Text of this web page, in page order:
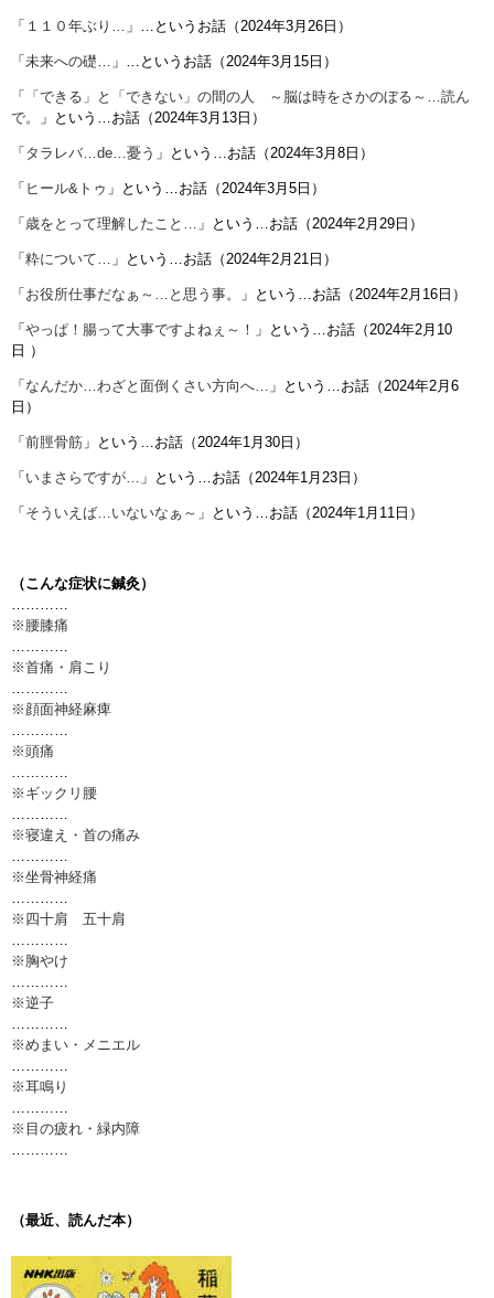
「 １１０年ぶり… 」…というお話（2024年3月26日）
「 未来への礎… 」…というお話（2024年3月15日）
「
「できる」と「できない」の間の人 ～脳は時をさかのぼる～…読ん
で。
」という…お話（2024年3月13日）
「 タラレバ…de…憂う 」という…お話（2024年3月8日）
「 ヒール&トゥ 」という…お話（2024年3月5日）
「 歳をとって理解したこと… 」という…お話（2024年2月29日）
「 粋について… 」という…お話（2024年2月21日）
「 お役所仕事だなぁ～…と思う事。 」という…お話（2024年2月16日）
「 やっぱ！腸って大事ですよねぇ～！ 」という…お話（2024年2月10
日 ）
「 なんだか…わざと面倒くさい方向へ… 」という…お話（2024年2月6
日）
「 前脛骨筋 」という…お話（2024年1月30日）
「 いまさらですが… 」という…お話（2024年1月23日）
「 そういえば…いないなぁ～ 」という…お話（2024年1月11日）
（こんな症状に鍼灸）
…………
※腰膝痛
…………
※首痛・肩こり
…………
※顔面神経麻痺
…………
※頭痛
…………
※ギックリ腰
…………
※寝違え・首の痛み
…………
※坐骨神経痛
…………
※四十肩 五十肩
…………
※胸やけ
…………
※逆子
…………
※めまい・メニエル
…………
※耳鳴り
…………
※目の疲れ・緑内障
…………
（最近、読んだ本）